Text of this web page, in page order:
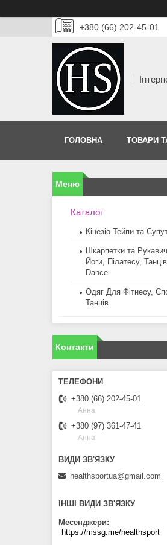
+380 (66) 202-45-01
ГОЛОВНА ТОВАРИ
Каталог
Кінезіо Тейпи та
Шкарпетки та
Йоги, Пілатесу,
Dance
Одяг Для Фітнесу,
Танців
Контакти
+380 (66) 202-45-01
Анна
+380 (97) 361-47-41
Анна
healthsportua@gmail.com
ІНШІ ВИДИ ЗВ'ЯЗКУ
Месенджери
https://mssg.me/healthsport